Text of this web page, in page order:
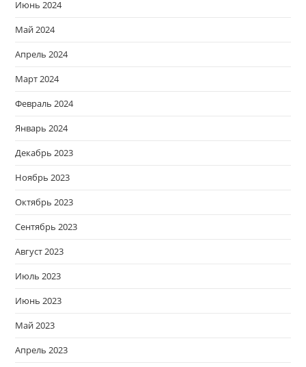
Июнь 2024
Май 2024
Апрель 2024
Март 2024
Февраль 2024
Январь 2024
Декабрь 2023
Ноябрь 2023
Октябрь 2023
Сентябрь 2023
Август 2023
Июль 2023
Июнь 2023
Май 2023
Апрель 2023